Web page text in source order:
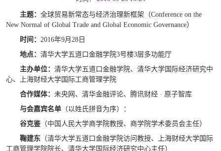
主题： 全球贸易新常态与经济治理新框架（Conference on the
New Normal of Global Trade and Global Economic Governance）
时间： 2016年9月28日
地点： 清华大学五道口金融学院3号楼3层多功能厅
主办单位： 清华大学五道口金融学院、清华大学国际经济研究中
心、上海财经大学国际工商管理学院
合作媒体： 未央网、清华金融评论、腾讯财经 · 原子智库
与会嘉宾名单（以姓氏拼音为序）：
谷克鉴（中国人民大学商学院教授、商学院学术委员会主任）
鞠建东（清华大学五道口金融学院访问教授、上海财经大学国际
工商管理学院院长、清华大学国际经济研究中心主任）